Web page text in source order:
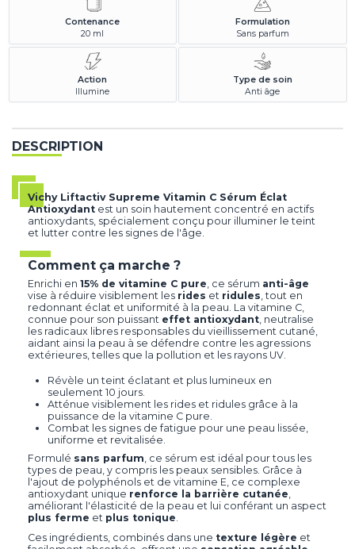
Contenance
20 ml
Formulation
Sans parfum
Action
Illumine
Type de soin
Anti âge
DESCRIPTION
Vichy Liftactiv Supreme Vitamin C Sérum Éclat
Antioxydant est un soin hautement concentré en actifs
antioxydants, spécialement conçu pour illuminer le teint
et lutter contre les signes de l'âge.
Comment ça marche ?
Enrichi en 15% de vitamine C pure , ce sérum anti-âge
vise à réduire visiblement les rides et ridules , tout en
redonnant éclat et uniformité à la peau. La vitamine C,
connue pour son puissant effet antioxydant , neutralise
les radicaux libres responsables du vieillissement cutané,
aidant ainsi la peau à se défendre contre les agressions
extérieures, telles que la pollution et les rayons UV.
Révèle un teint éclatant et plus lumineux en
seulement 10 jours.
Atténue visiblement les rides et ridules grâce à la
puissance de la vitamine C pure.
Combat les signes de fatigue pour une peau lissée,
uniforme et revitalisée.
Formulé sans parfum , ce sérum est idéal pour tous les
types de peau, y compris les peaux sensibles. Grâce à
l'ajout de polyphénols et de vitamine E, ce complexe
antioxydant unique renforce la barrière cutanée
améliorant l'élasticité de la peau et lui conférant un aspect
plus ferme et plus tonique
Ces ingrédients, combinés dans une texture légère et